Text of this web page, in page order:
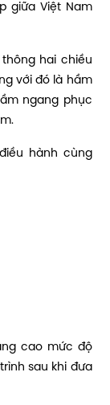
giữa Việt Nam
hai chiều
với đó là hầm
ngang phục
hành cùng
cao mức độ
sau khi đưa